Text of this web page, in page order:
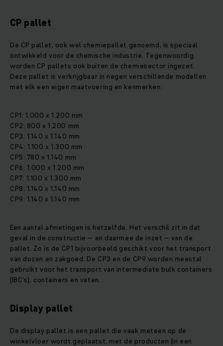
CP pallet
De CP pallet, ook wel chemiepallet genoemd, is speciaal
ontwikkeld voor de chemische industrie. Tegenwoordig
worden CP pallets ook buiten de chemiesector ingezet.
Deze pallet is verkrijgbaar in negen verschillende modellen
met elk een eigen maatvoering en kenmerken:
CP1: 1.000 x 1.200 mm
CP2: 800 x 1.200 mm
CP3: 1.140 x 1.140 mm
CP4: 1.100 x 1.300 mm
CP5: 780 x 1.140 mm
CP6: 1.000 x 1.200 mm
CP7: 1.100 x 1.300 mm
CP8: 1.140 x 1.140 mm
CP9: 1.140 x 1.140 mm
Een aantal afmetingen is hetzelfde. Het verschil zit in dat
geval in de constructie – en daarmee de inzet – van de
pallet. Zo is de CP1 bijvoorbeeld geschikt voor het transport
van dozen en zakgoed. De CP3 en de CP9 worden meestal
gebruikt voor het transport van intermediate bulk containers
(IBC’s), containers en vaten.
Display pallet
De display pallet is een pallet die vaak meteen op de
winkelvloer wordt geplaatst, met de producten (in een